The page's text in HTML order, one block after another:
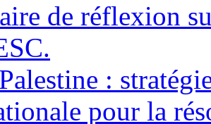
de réflexion
:
pour la